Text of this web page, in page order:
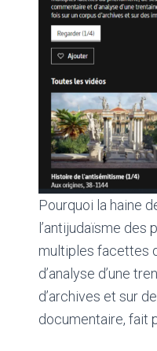
Pourquoi la haine
l’antijudaïsme
multiples facettes
d’analyse d’une
d’archives et sur
documentaire, fait